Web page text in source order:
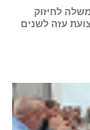
לחיזוק
עזה לשנים